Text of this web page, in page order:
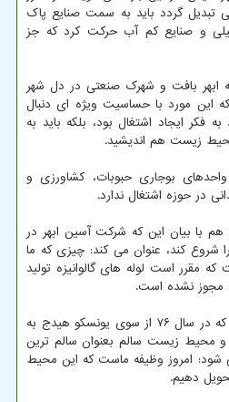
گردد باید به سمت صنایع پاک
و صنایع کم آب حرکت کرد که جز
ابهر بافت و شهرک صنعتی در دل شهر
این مورد با حساسیت ویژه ای دنبال
فکر ایجاد اشتغال بود، بلکه باید به
زیست هم اندیشید.
بوجاری حبوبات، کشاورزی و
حوزه اشتغال ندارد.
با بیان این که شرکت آسین ابهر در
شروع کند، عنوان می کند: چیزی که ما
مقرر است لوله های گالوانیزه تولید
مجوز نشده است.
عباس عسگری با اشاره به این که در سال ۷۶ از سوی یونسکو هیدج به
و محیط زیست سالم بعنوان سالم ترین
شود: امروز وظیفه ماست که این محیط
دهیم.